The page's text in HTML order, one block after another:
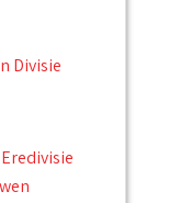
Divisie